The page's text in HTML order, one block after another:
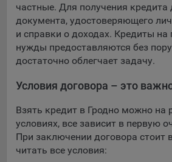
частные. Для получения
документа, удостоверяющего
и справки о доходах. Кредиты на
нужды предоставляются без
достаточно облегчает задачу.
Условия договора – это
Взять кредит в Гродно можно на
условиях, все зависит в первую
При заключении договора стоит
читать все условия: